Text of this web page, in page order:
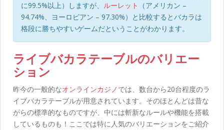
に99.5%以上）しますが、 ルーレット
（アメリカン –
94.74%、ヨーロピアン – 97.30%）と比較するとバカラは
格段に勝ちやすいゲームだということがわかります。
ライブバカラテーブルのバリエー
ション
昨今の一般的なオンラインカジノ では、数台から20台程度のラ
イブバカラテーブルが用意されています。そのほとんどは昔な
がらの標準的なものですが、中には斬新なルールや機能を搭載
しているものも！ここでは特に人気のバリエーションをご紹介